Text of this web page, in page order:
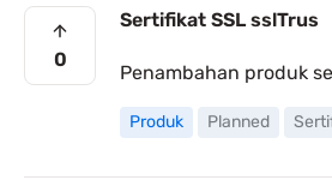
0
Sertifikat SSL sslTrus
Penambahan produk
Produk Planned